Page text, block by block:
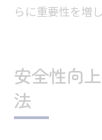
らに重要性を増
安全性向
法